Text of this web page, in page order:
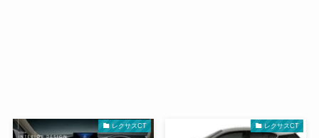
レクサスCT レクサスCT